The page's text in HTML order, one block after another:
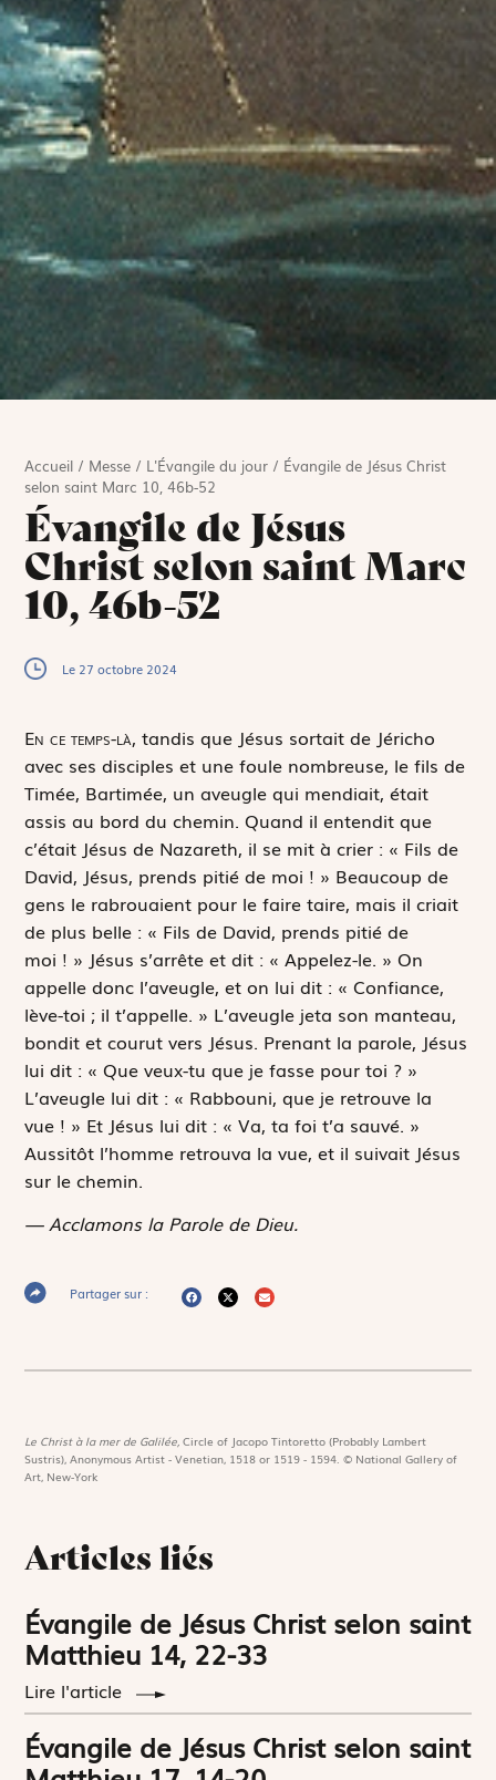
Accueil / Messe / L'Évangile du jour / Évangile de Jésus Christ
selon saint Marc 10, 46b-52
Évangile de Jésus
Christ selon saint Marc
10, 46b-52
Le 27 octobre 2024
En ce temps-là, tandis que Jésus sortait de Jéricho
avec ses disciples et une foule nombreuse, le fils de
Timée, Bartimée, un aveugle qui mendiait, était
assis au bord du chemin. Quand il entendit que
c’était Jésus de Nazareth, il se mit à crier : « Fils de
David, Jésus, prends pitié de moi ! » Beaucoup de
gens le rabrouaient pour le faire taire, mais il criait
de plus belle : « Fils de David, prends pitié de
moi ! » Jésus s’arrête et dit : « Appelez-le. » On
appelle donc l’aveugle, et on lui dit : « Confiance,
lève-toi ; il t’appelle. » L’aveugle jeta son manteau,
bondit et courut vers Jésus. Prenant la parole, Jésus
lui dit : « Que veux-tu que je fasse pour toi ? »
L’aveugle lui dit : « Rabbouni, que je retrouve la
vue ! » Et Jésus lui dit : « Va, ta foi t’a sauvé. »
Aussitôt l’homme retrouva la vue, et il suivait Jésus
sur le chemin.
— Acclamons la Parole de Dieu.
Partager sur :
Le Christ à la mer de Galilée,Circle of Jacopo Tintoretto (Probably Lambert
Sustris), Anonymous Artist - Venetian, 1518 or 1519 - 1594. © National Gallery of
Art, New-York
Articles liés
Évangile de Jésus Christ selon saint
Matthieu 14, 22-33
Lire l'article
Évangile de Jésus Christ selon saint